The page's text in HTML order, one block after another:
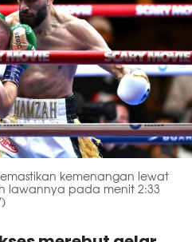
kemenangan lewat
lawannya pada menit 2:33